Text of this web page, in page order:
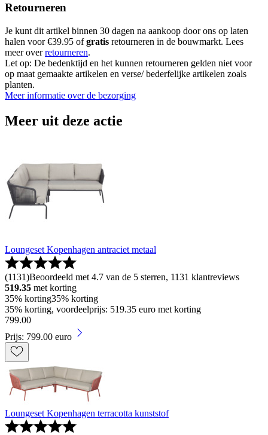
Retourneren
Je kunt dit artikel binnen 30 dagen na aankoop door ons op laten
halen voor €39.95 ofgratis retourneren in de bouwmarkt. Lees
meer overretourneren.
Let op: De bedenktijd en het kunnen retourneren gelden niet voor
op maat gemaakte artikelen en verse/ bederfelijke artikelen zoals
planten.
Meer informatie over de bezorging
Meer uit deze actie
Loungeset Kopenhagen antraciet metaal
(1131)Beoordeeld met 4.7 van de 5 sterren, 1131 klantreviews
519.35 met korting
35% korting35% korting
35% korting, voordeelprijs: 519.35 euro met korting
799.00
Prijs: 799.00 euro
Loungeset Kopenhagen terracotta kunststof